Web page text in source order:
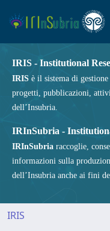
IRIS - Institutional
IRIS è il sistema di
progetti, pubblicazioni,
dell’Insubria.
IRInSubria -
IRInSubria raccoglie,
informazioni sulla
dell’Insubria anche ai fini
IRIS